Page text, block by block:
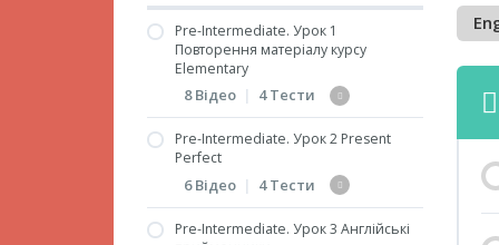
Pre-Intermediate. Урок 1
Повторення матеріалу курсу
Elementary
8 Відео | 4 Тести
1.1. Стверджувальні
речення у трьох часах
Simple
1.2. Заперечні та
Pre-Intermediate. Урок 2 Present
Perfect
6 Відео | 4 Тести
2.1. Граматичний час
Pre-Intermediate. Урок 3 Англійські